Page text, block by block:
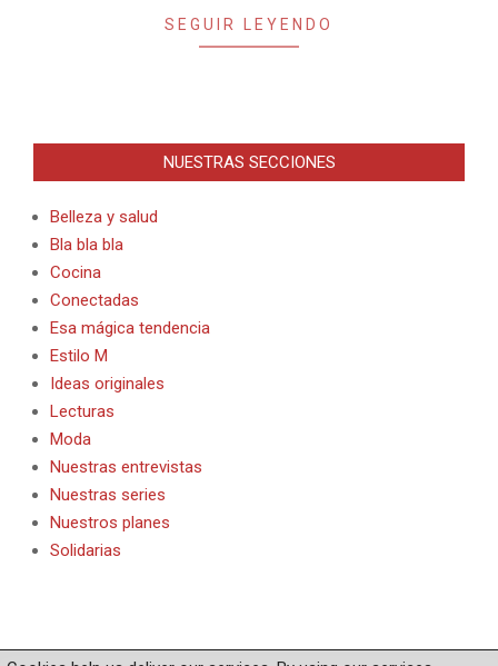
SEGUIR LEYENDO
NUESTRAS SECCIONES
Belleza y salud
Bla bla bla
Cocina
Conectadas
Esa mágica tendencia
Estilo M
Ideas originales
Lecturas
Moda
Nuestras entrevistas
Nuestras series
Nuestros planes
Solidarias